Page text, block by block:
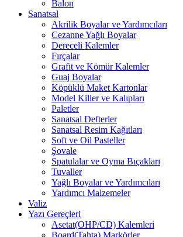
Balon
Sanatsal
Akrilik Boyalar ve Yardımcıları
Cezanne Yağlı Boyalar
Dereceli Kalemler
Fırçalar
Grafit ve Kömür Kalemler
Guaj Boyalar
Köpüklü Maket Kartonlar
Model Killer ve Kalıpları
Paletler
Sanatsal Defterler
Sanatsal Resim Kağıtları
Soft ve Oil Pasteller
Şovale
Spatulalar ve Oyma Bıçakları
Tuvaller
Yağlı Boyalar ve Yardımcıları
Yardımcı Malzemeler
Valiz
Yazı Gereçleri
Asetat(OHP/CD) Kalemleri
Board(Tahta) Markörler